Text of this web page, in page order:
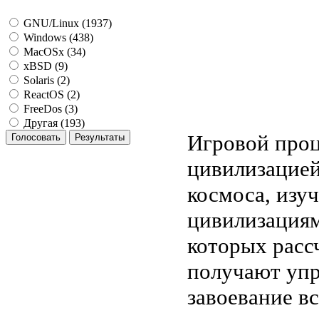
GNU/Linux (1937)
Windows (438)
MacOSx (34)
xBSD (9)
Solaris (2)
ReactOS (2)
FreeDos (3)
Другая (193)
Игровой
космоса,
которых
получают
завоевание